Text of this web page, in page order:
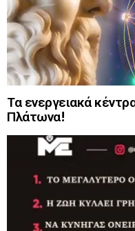
Τα ενεργειακά
Πλάτωνα!